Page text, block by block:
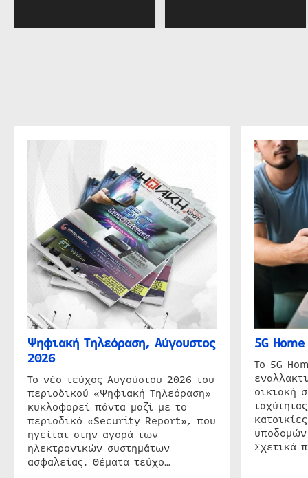
Ψηφιακή Τηλεόραση, Αύγουστος
2026
Το νέο τεύχος Αυγούστου 2026 του
περιοδικού «Ψηφιακή Τηλεόραση»
κυκλοφορεί πάντα μαζί με το
περιοδικό «Security Report», που
ηγείται στην αγορά των
ηλεκτρονικών συστημάτων
ασφαλείας. Θέματα τεύχο…
5G
Το 5G
οικιακή
Σχετικά